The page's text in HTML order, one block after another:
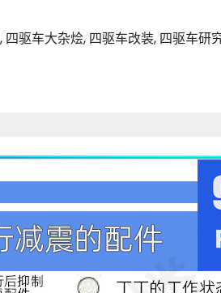
, 四驱车大杂烩, 四驱车改装, 四驱车研